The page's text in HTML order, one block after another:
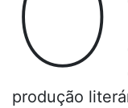
produção